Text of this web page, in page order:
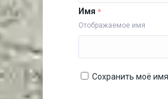
Имя *
Отображаемое имя
Сохранить моё